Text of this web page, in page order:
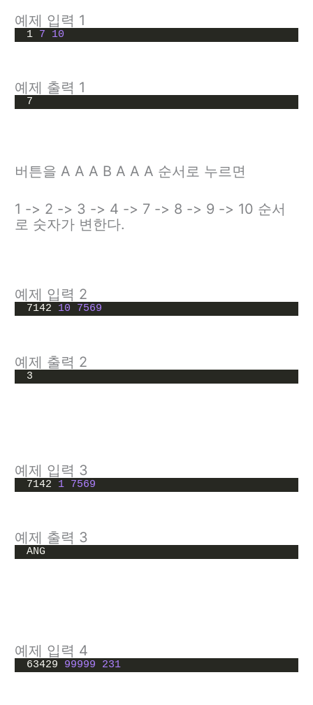
예제 입력 1
1 7 10
예제 출력 1
7
버튼을 A A A B A A A 순서로 누르면
1 -> 2 -> 3 -> 4 -> 7 -> 8 -> 9 -> 10 순서
로 숫자가 변한다.
예제 입력 2
7142 10 7569
예제 출력 2
3
예제 입력 3
7142 1 7569
예제 출력 3
ANG
예제 입력 4
63429 99999 231